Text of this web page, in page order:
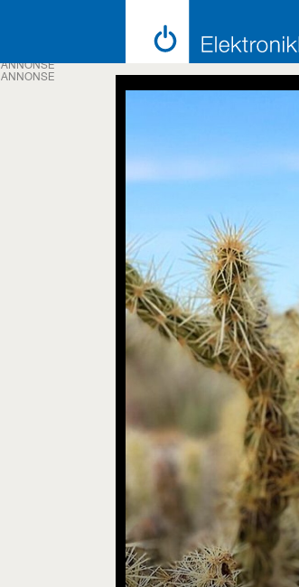
ANNONSE
ANNONSE